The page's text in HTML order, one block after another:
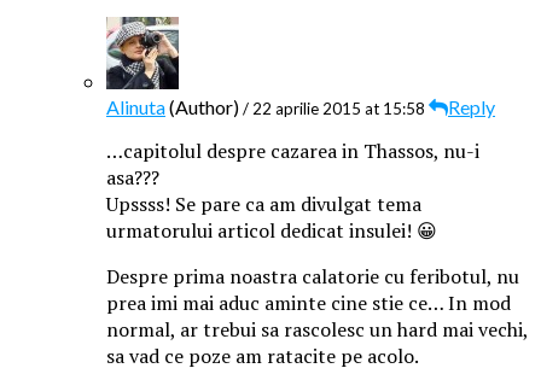
Alinuta(Author)/ 22 aprilie 2015 at 15:58 Reply
…capitolul despre cazarea in Thassos, nu-i
asa???
Upssss! Se pare ca am divulgat tema
urmatorului articol dedicat insulei! 😀
Despre prima noastra calatorie cu feribotul, nu
prea imi mai aduc aminte cine stie ce… In mod
normal, ar trebui sa rascolesc un hard mai vechi,
sa vad ce poze am ratacite pe acolo.